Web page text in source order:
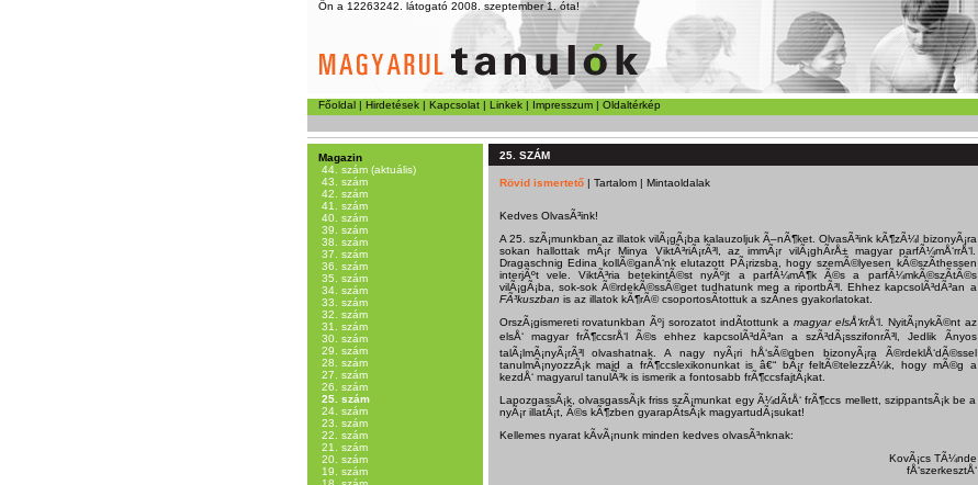
Ön a 12263242. látogató 2008. szeptember 1. óta!
Főoldal| Hirdetések| Kapcsolat| Linkek| Impresszum| Oldaltérkép
Magazin
44. szám (aktuális)
43. szám
42. szám
41. szám
40. szám
39. szám
38. szám
37. szám
36. szám
35. szám
34. szám
33. szám
32. szám
31. szám
30. szám
29. szám
28. szám
27. szám
26. szám
25. szám
24. szám
23. szám
22. szám
21. szám
20. szám
19. szám
25. SZÁM
Rövid ismertető| Tartalom| Mintaoldalak
Kedves OlvasÃ³ink!
A 25. szÃ¡munkban az illatok vilÃ¡gÃ¡ba kalauzoljuk Ã–nÃ¶ket. OlvasÃ³ink kÃ¶zÃ¼l bizonyÃ¡ra
sokan hallottak mÃ¡r Minya ViktÃ³riÃ¡rÃ³l, az immÃ¡r vilÃ¡ghÃ­rÅ± magyar parfÃ¼mÅ‘rrÅ‘l.
Dragaschnig Edina kollÃ©ganÅ‘nk elutazott PÃ¡rizsba, hogy szemÃ©lyesen kÃ©szÃ­thessen
interjÃºt vele. ViktÃ³ria betekintÃ©st nyÃºjt a parfÃ¼mÃ¶k Ã©s a parfÃ¼mkÃ©szÃ­tÃ©s
vilÃ¡gÃ¡ba, sok-sok Ã©rdekÃ©ssÃ©get tudhatunk meg a riportbÃ³l. Ehhez kapcsolÃ³dÃ³an a
FÃ³kuszban is az illatok kÃ¶rÃ© csoportosÃ­tottuk a szÃ­nes gyakorlatokat.
OrszÃ¡gismereti rovatunkban Ãºj sorozatot indÃ­tottunk a magyar elsÅ‘krÅ‘l. NyitÃ¡nykÃ©nt az
elsÅ‘ magyar frÃ¶ccsrÅ‘l Ã©s ehhez kapcsolÃ³dÃ³an a szÃ³dÃ¡sszifonrÃ³l, Jedlik Ãnyos
talÃ¡lmÃ¡nyÃ¡rÃ³l olvashatnak. A nagy nyÃ¡ri hÅ‘sÃ©gben bizonyÃ¡ra Ã©rdeklÅ‘dÃ©ssel
tanulmÃ¡nyozzÃ¡k majd a frÃ¶ccslexikonunkat is â€“ bÃ¡r feltÃ©telezzÃ¼k, hogy mÃ©g a
kezdÅ‘ magyarul tanulÃ³k is ismerik a fontosabb frÃ¶ccsfajtÃ¡kat.
LapozgassÃ¡k, olvasgassÃ¡k friss szÃ¡munkat egy Ã¼dÃ­tÅ‘ frÃ¶ccs mellett, szippantsÃ¡k be a
nyÃ¡r illatÃ¡t, Ã©s kÃ¶zben gyarapÃ­tsÃ¡k magyartudÃ¡sukat!
Kellemes nyarat kÃ­vÃ¡nunk minden kedves olvasÃ³nknak:
KovÃ¡cs TÃ¼nde
fÅ‘szerkesztÅ‘